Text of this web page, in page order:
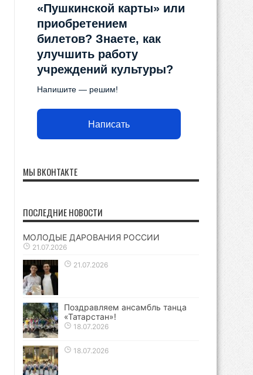
«Пушкинской карты» или
приобретением
билетов? Знаете, как
улучшить работу
учреждений культуры?
Напишите — решим!
Написать
МЫ ВКОНТАКТЕ
ПОСЛЕДНИЕ НОВОСТИ
МОЛОДЫЕ ДАРОВАНИЯ РОССИИ
21.07.2026
21.07.2026
Поздравляем ансамбль танца
«Татарстан»!
18.07.2026
18.07.2026